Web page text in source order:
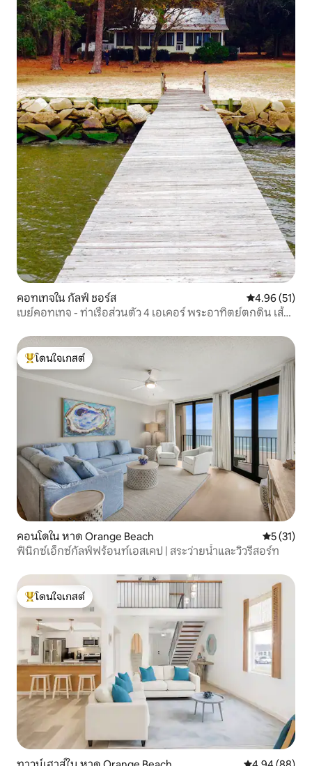
คอทเทจใน กัลฟ์ ชอร์ส คะแนนเฉลี่ย
4.96 (51)
เบย์คอทเทจ - ท่าเรือส่วนตัว 4 เอเคอร์ พระอาทิตย์ตกดิน เส้น
โดนใจเกสต์ที่สุด
โดนใจเกสต์
คอนโดใน หาด Orange Beach คะแนนเฉลี่
5 (31)
ฟินิกซ์เอ็กซ์กัลฟ์ฟร้อนท์เอสเคป | สระว่ายน้ำและวิวรีสอร์ท
โดนใจเกสต์ที่สุด
โดนใจเกสต์